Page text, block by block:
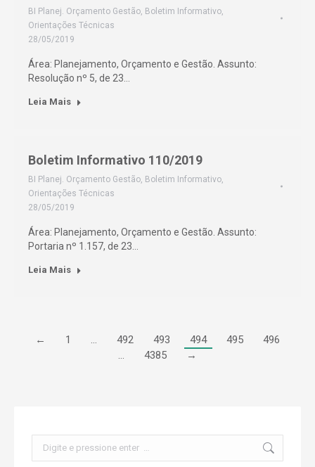
BI Planej. Orçamento Gestão, Boletim Informativo,
Orientações Técnicas
28/05/2019
Área: Planejamento, Orçamento e Gestão. Assunto:
Resolução nº 5, de 23…
Leia Mais
Boletim Informativo 110/2019
BI Planej. Orçamento Gestão, Boletim Informativo,
Orientações Técnicas
28/05/2019
Área: Planejamento, Orçamento e Gestão. Assunto:
Portaria nº 1.157, de 23…
Leia Mais
← 1 … 492 493 494 495
496
…
4385 →